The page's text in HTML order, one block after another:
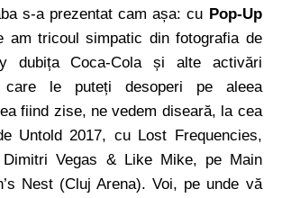
s-a prezentat cam așa: cu Pop-Up
am tricoul simpatic din fotografia de
dubița Coca-Cola și alte activări
care le puteți desoperi pe aleea
fiind zise, ne vedem diseară, la cea
Untold 2017, cu Lost Frequencies,
Vegas & Like Mike, pe Main
Nest (Cluj Arena). Voi, pe unde vă